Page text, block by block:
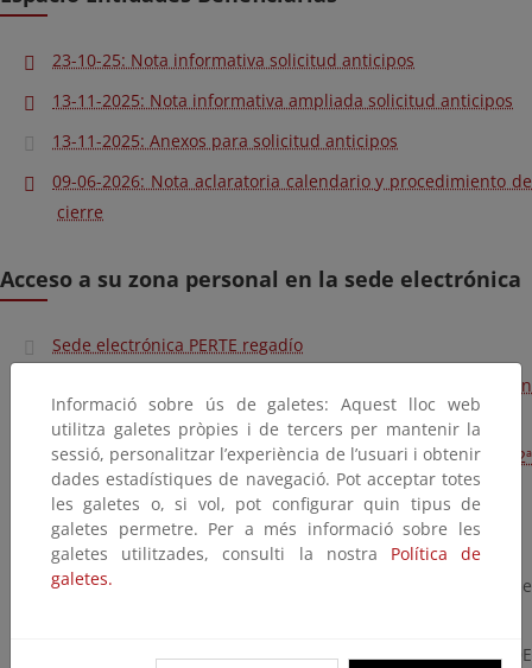
23-10-25: Nota informativa solicitud anticipos
13-11-2025: Nota informativa ampliada solicitud anticipos
13-11-2025: Anexos para solicitud anticipos
09-06-2026: Nota aclaratoria calendario y procedimiento de
cierre
Acceso a su zona personal en la sede electrónica
Sede electrónica PERTE regadío
Guía para el acceso a mi zona personal y notificaciones en
la sede electrónica
Guia del procedimiento de solicitud de ayudas 2ª
convocatoria
NUEVA VERSIÓN 2
La presente guía en su versión 2 mantiene cambios respecto de
- Introducción de un nuevo apartado: 6.1. CAMBIO DE
Informació sobre ús de galetes: Aquest lloc web
utilitza galetes pròpies i de tercers per mantenir la
sessió, personalitzar l’experiència de l’usuari i obtenir
dades estadístiques de navegació. Pot acceptar totes
les galetes o, si vol, pot configurar quin tipus de
galetes permetre. Per a més informació sobre les
galetes utilitzades, consulti la nostra Política de
galetes.